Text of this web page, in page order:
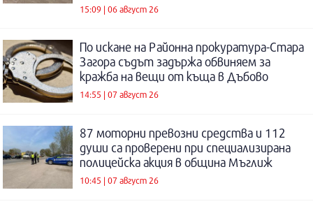
15:09 | 06 август 26
По искане на Районна прокуратура-Стара
Загора съдът задържа обвиняем за
кражба на вещи от къща в Дъбово
14:55 | 07 август 26
87 моторни превозни средства и 112
души са проверени при специализирана
полицейска акция в община Мъглиж
10:45 | 07 август 26